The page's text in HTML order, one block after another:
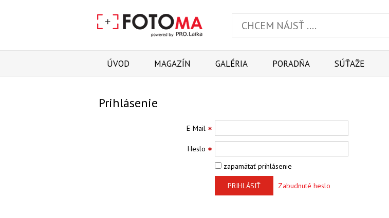
ÚVOD MAGAZÍN GALÉRIA PORADŇA SÚŤAŽE
Prihlásenie
E-Mail
Heslo
zapamätať prihlásenie
PRIHLÁSIŤ Zabudnuté heslo